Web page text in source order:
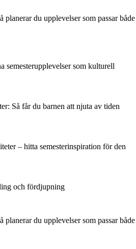
planerar du upplevelser som passar både
semesterupplevelser som kulturell
Så får du barnen att njuta av tiden
– hitta semesterinspiration för den
och fördjupning
planerar du upplevelser som passar både